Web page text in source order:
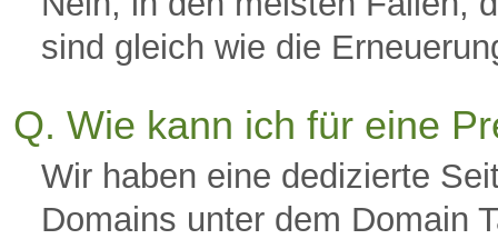
sind gleich wie die
Q. Wie kann ich für eine
Wir haben eine dedizierte
Domains unter dem Domain